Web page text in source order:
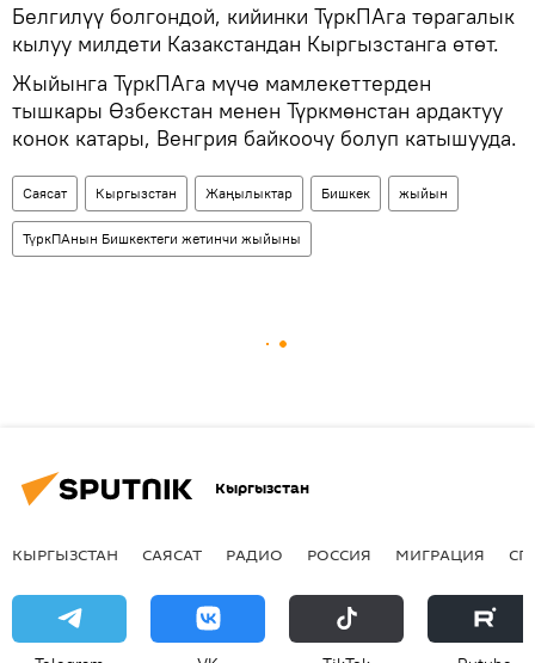
Белгилүү болгондой, кийинки ТүркПАга төрагалык
кылуу милдети Казакстандан Кыргызстанга өтөт.
Жыйынга ТүркПАга мүчө мамлекеттерден
тышкары Өзбекстан менен Түркмөнстан ардактуу
конок катары, Венгрия байкоочу болуп катышууда.
Саясат Кыргызстан Жаңылыктар Бишкек жыйын
ТүркПАнын Бишкектеги жетинчи жыйыны
Кыргызстан
КЫРГЫЗСТАН САЯСАТ РАДИО РОССИЯ МИГРАЦИЯ